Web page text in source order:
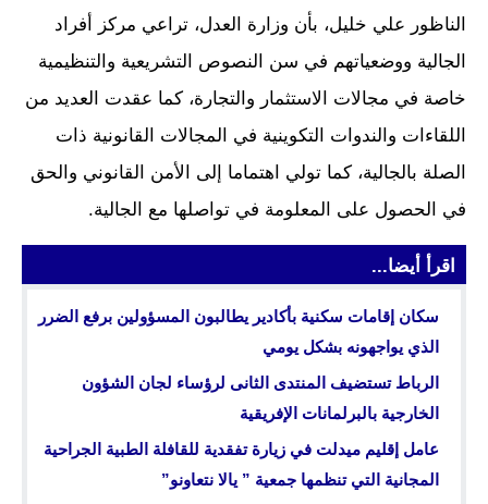
الناظور علي خليل، بأن وزارة العدل، تراعي مركز أفراد
الجالية ووضعياتهم في سن النصوص التشريعية والتنظيمية
خاصة في مجالات الاستثمار والتجارة، كما عقدت العديد من
اللقاءات والندوات التكوينية في المجالات القانونية ذات
الصلة بالجالية، كما تولي اهتماما إلى الأمن القانوني والحق
في الحصول على المعلومة في تواصلها مع الجالية.
اقرأ أيضا...
سكان إقامات سكنية بأكادير يطالبون المسؤولين برفع الضرر
الذي يواجهونه بشكل يومي
الرباط تستضيف المنتدى الثانى لرؤساء لجان الشؤون
الخارجية بالبرلمانات الإفريقية
عامل إقليم ميدلت في زيارة تفقدية للقافلة الطبية الجراحية
المجانية التي تنظمها جمعية ” يالا نتعاونو”